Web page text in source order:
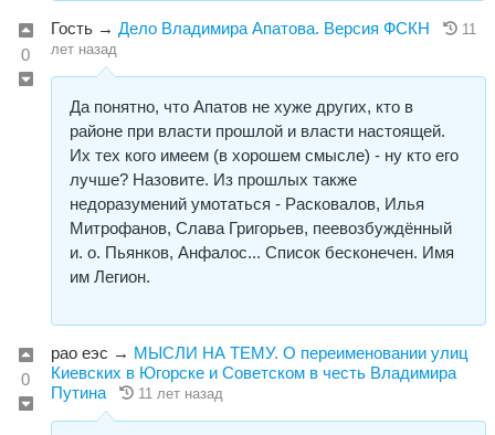
0
Гость → Дело Владимира Апатова. Версия ФСКН
11
лет назад
Да понятно, что Апатов не хуже других, кто в
районе при власти прошлой и власти настоящей.
Их тех кого имеем (в хорошем смысле) - ну кто его
лучше? Назовите. Из прошлых также
недоразумений умотаться - Расковалов, Илья
Митрофанов, Слава Григорьев, пеевозбуждённый
и. о. Пьянков, Анфалос... Список бесконечен. Имя
им Легион.
0
рао еэс → МЫСЛИ НА ТЕМУ. О переименовании улиц
Киевских в Югорске и Советском в честь Владимира
Путина
11 лет назад